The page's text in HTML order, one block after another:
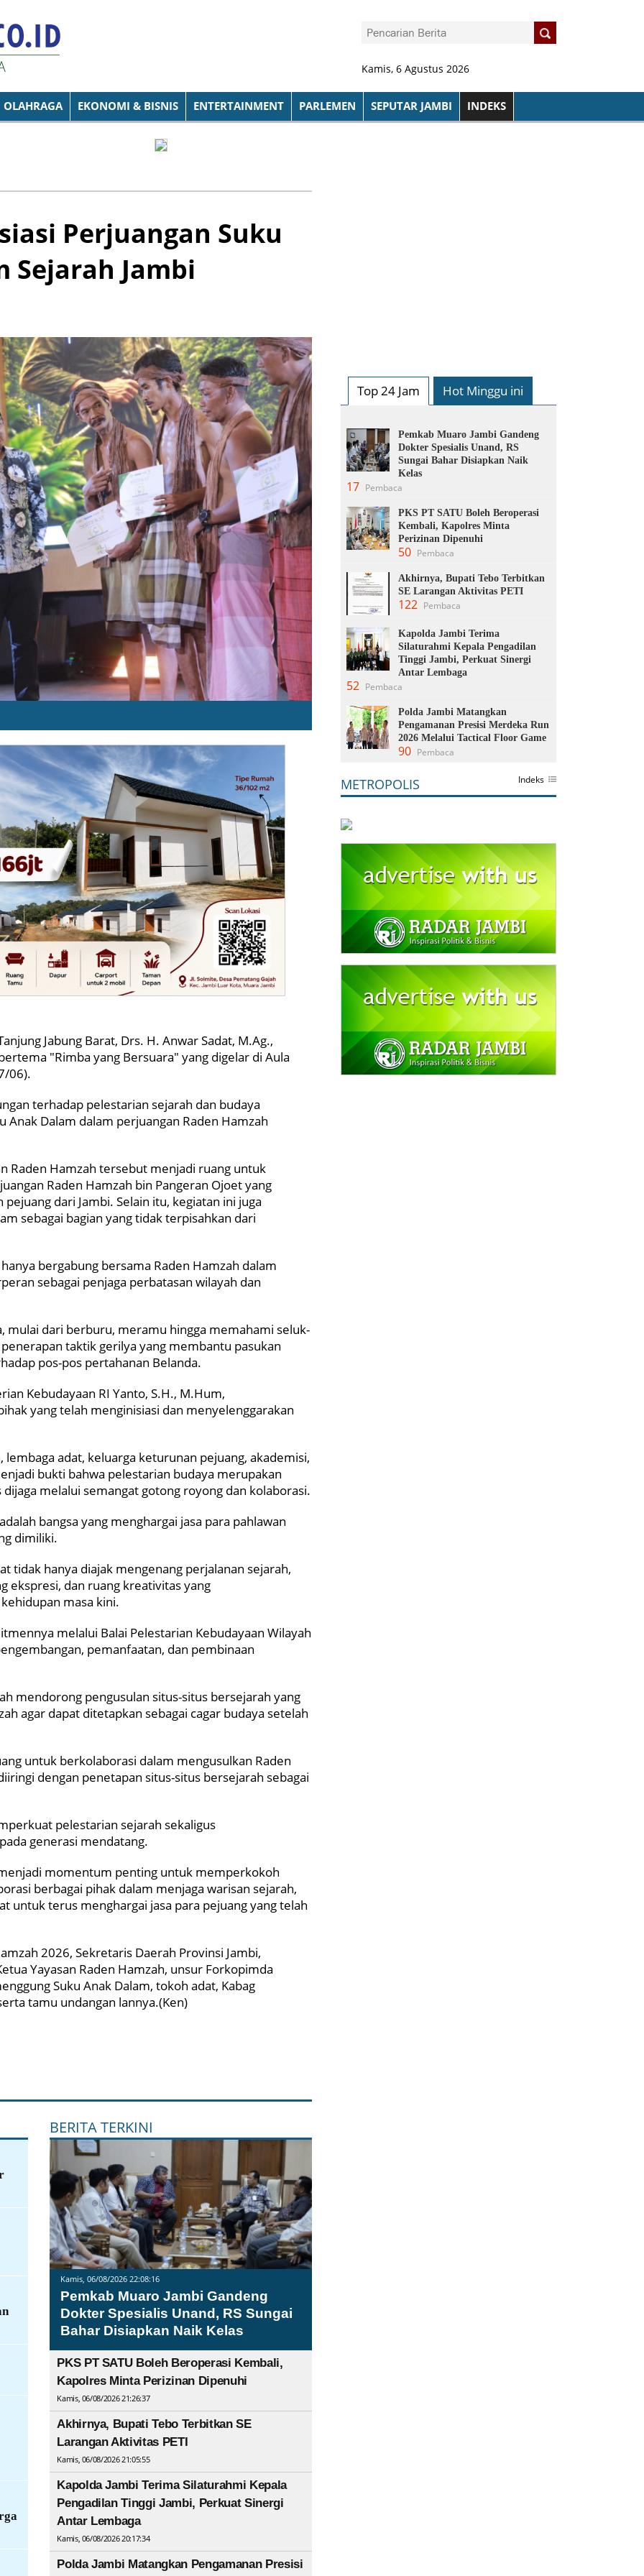
Kamis, 6 Agustus 2026
OLAHRAGA EKONOMI & BISNIS ENTERTAINMENT PARLEMEN SEPUTAR JAMBI INDEKS
Perjuangan Suku
Sejarah Jambi
Jabung Barat, Drs. H. Anwar Sadat, M.Ag.,
"Rimba yang Bersuara" yang digelar di Aula
06).
terhadap pelestarian sejarah dan budaya
Anak Dalam dalam perjuangan Raden Hamzah
Raden Hamzah tersebut menjadi ruang untuk
Raden Hamzah bin Pangeran Ojoet yang
dari Jambi. Selain itu, kegiatan ini juga
sebagai bagian yang tidak terpisahkan dari
bergabung bersama Raden Hamzah dalam
sebagai penjaga perbatasan wilayah dan
mulai dari berburu, meramu hingga memahami seluk-
taktik gerilya yang membantu pasukan
pos-pos pertahanan Belanda.
Kebudayaan RI Yanto, S.H., M.Hum,
yang telah menginisiasi dan menyelenggarakan
adat, keluarga keturunan pejuang, akademisi,
bukti bahwa pelestarian budaya merupakan
melalui semangat gotong royong dan kolaborasi.
bangsa yang menghargai jasa para pahlawan
dimiliki.
tidak hanya diajak mengenang perjalanan sejarah,
ekspresi, dan ruang kreativitas yang
masa kini.
melalui Balai Pelestarian Kebudayaan Wilayah
pemanfaatan, dan pembinaan
mendorong pengusulan situs-situs bersejarah yang
agar dapat ditetapkan sebagai cagar budaya setelah
untuk berkolaborasi dalam mengusulkan Raden
dengan penetapan situs-situs bersejarah sebagai
pelestarian sejarah sekaligus
generasi mendatang.
momentum penting untuk memperkokoh
berbagai pihak dalam menjaga warisan sejarah,
untuk terus menghargai jasa para pejuang yang telah
2026, Sekretaris Daerah Provinsi Jambi,
Yayasan Raden Hamzah, unsur Forkopimda
Suku Anak Dalam, tokoh adat, Kabag
tamu undangan lannya.(Ken)
BERITA TERKINI
Kamis, 06/08/2026 22:08:16
Pemkab Muaro Jambi Gandeng
Dokter Spesialis Unand, RS Sungai
Bahar Disiapkan Naik Kelas
PKS PT SATU Boleh Beroperasi Kembali,
Kapolres Minta Perizinan Dipenuhi
Kamis, 06/08/2026 21:26:37
Akhirnya, Bupati Tebo Terbitkan SE
Larangan Aktivitas PETI
Kamis, 06/08/2026 21:05:55
Kapolda Jambi Terima Silaturahmi Kepala
Pengadilan Tinggi Jambi, Perkuat Sinergi
Antar Lembaga
Kamis, 06/08/2026 20:17:34
Polda Jambi Matangkan Pengamanan Presisi
Top 24 Jam Hot Minggu ini
Pemkab Muaro Jambi Gandeng
Dokter Spesialis Unand, RS
Sungai Bahar Disiapkan Naik
Kelas
17 Pembaca
PKS PT SATU Boleh Beroperasi
Kembali, Kapolres Minta
Perizinan Dipenuhi
50 Pembaca
Akhirnya, Bupati Tebo Terbitkan
SE Larangan Aktivitas PETI
122 Pembaca
Kapolda Jambi Terima
Silaturahmi Kepala Pengadilan
Tinggi Jambi, Perkuat Sinergi
Antar Lembaga
52 Pembaca
Polda Jambi Matangkan
Pengamanan Presisi Merdeka Run
2026 Melalui Tactical Floor Game
90 Pembaca
METROPOLIS Indeks